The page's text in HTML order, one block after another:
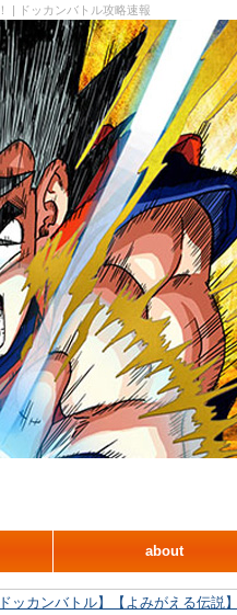
| ドッカンバトル攻略速報
about
とめ！
ドッカンバトル】【よみがえる伝説